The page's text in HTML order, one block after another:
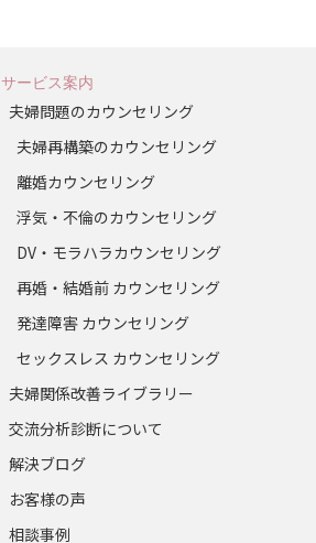
サービス案内
夫婦問題のカウンセリング
夫婦再構築のカウンセリング
離婚カウンセリング
浮気・不倫のカウンセリング
DV・モラハラカウンセリング
再婚・結婚前 カウンセリング
発達障害 カウンセリング
セックスレス カウンセリング
夫婦関係改善ライブラリー
交流分析診断について
解決ブログ
お客様の声
相談事例